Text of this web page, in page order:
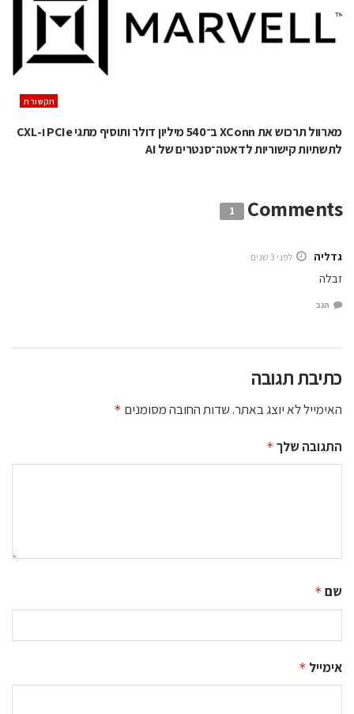
תקשורת
מארוול תרכוש את XConn ב־540 מיליון דולר ותוסיף מתגי PCIe ו-CXL
לתשתיות קישוריות לדאטה־סנטרים של AI
Comments
1
גדליה לפני 3 שנים
זבלה
הגב
כתיבת תגובה
האימייל לא יוצג באתר.שדות החובה מסומנים *
התגובה שלך *
שם *
אימייל *